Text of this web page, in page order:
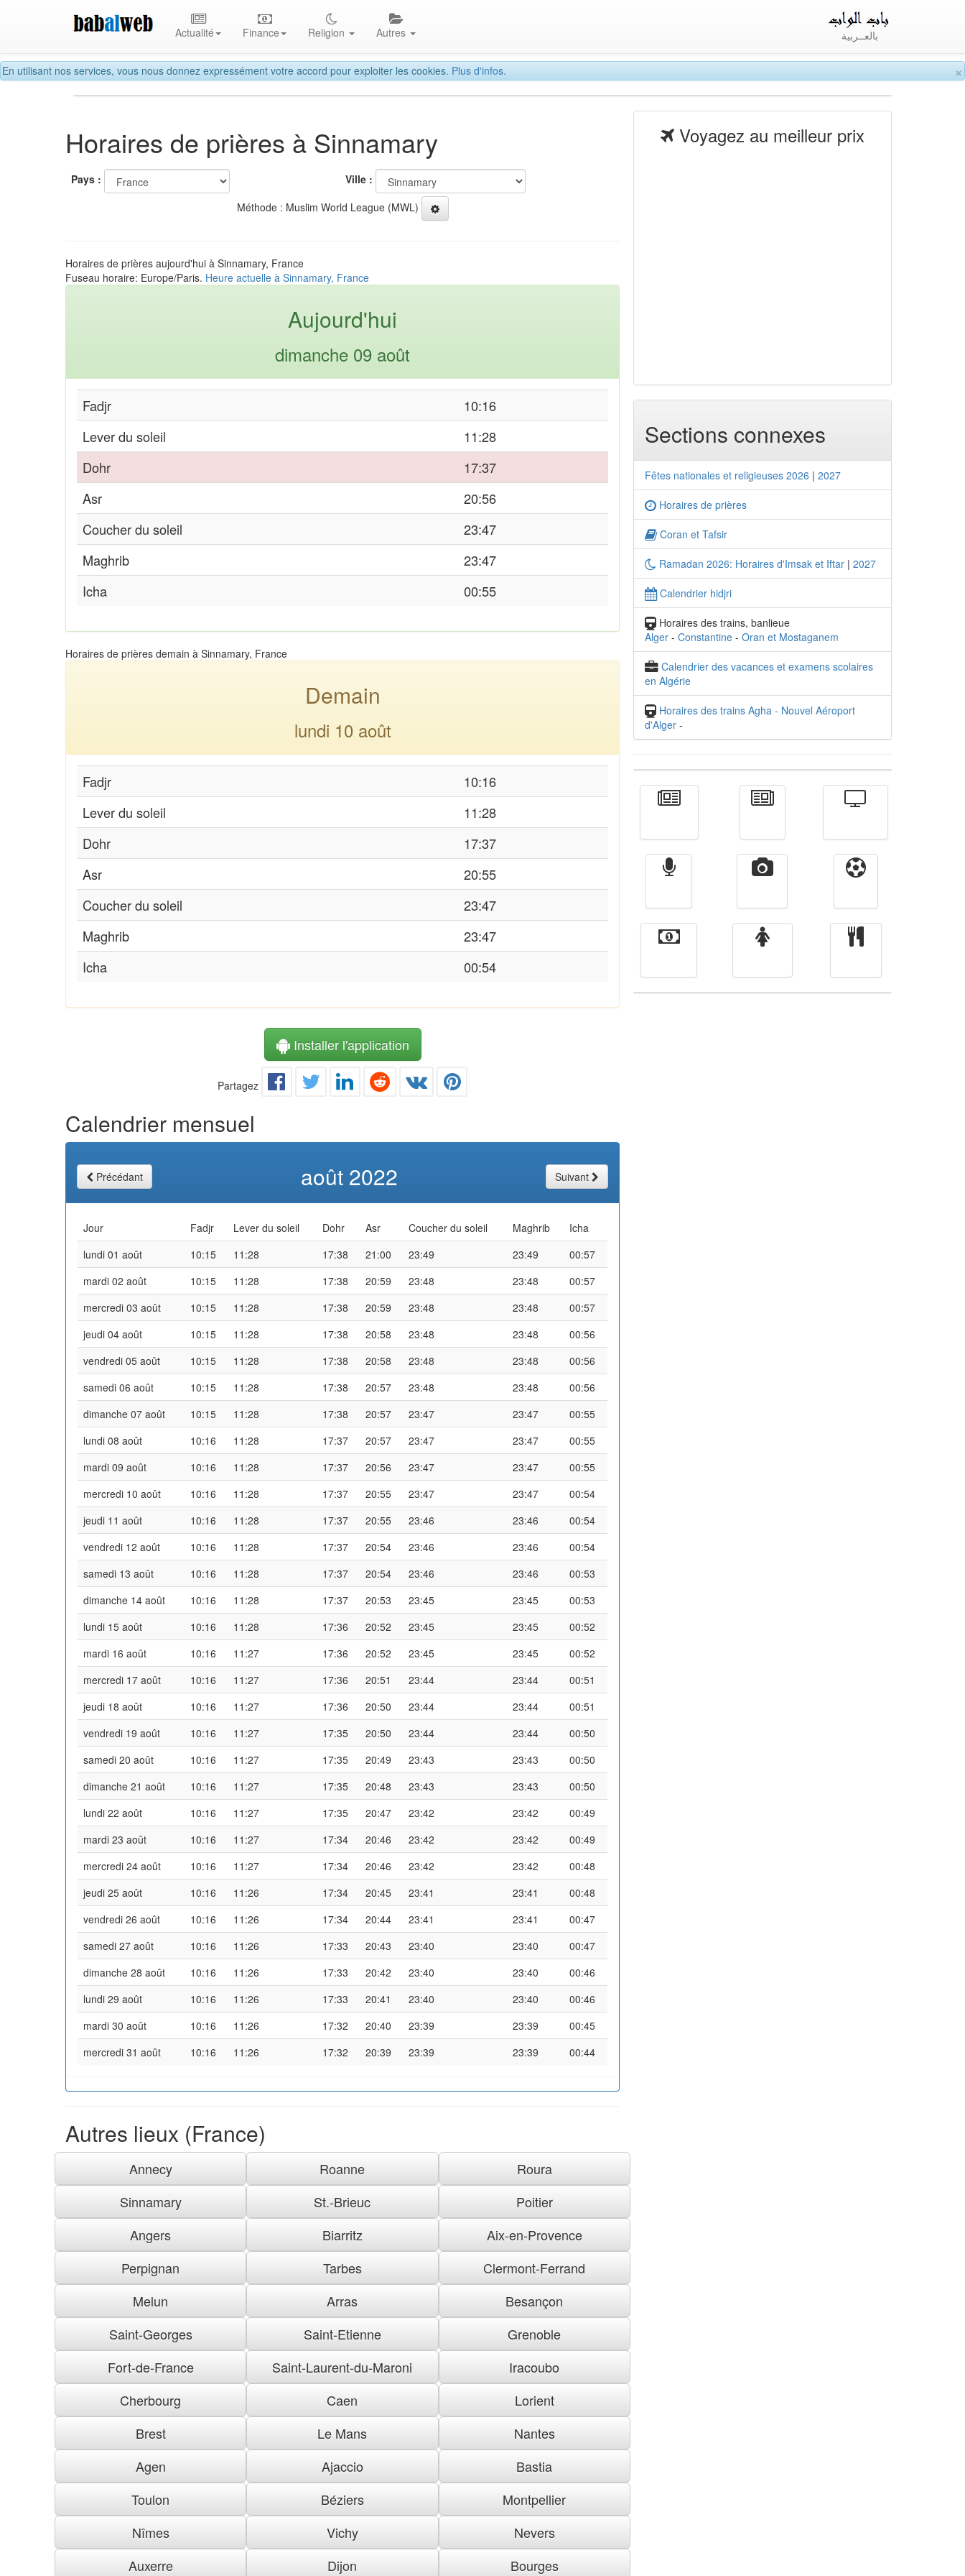
×
En utilisant nos services, vous nous donnez expressément votre accord pour exploiter les cookies. Plus d'infos.
Actualité Finance Religion Autres بالعــربية
Horaires de prières à Sinnamary
Pays :
Ville :
Méthode : Muslim World League (MWL)
Horaires de prières aujourd'hui à Sinnamary, France
Fuseau horaire: Europe/Paris. Heure actuelle à Sinnamary, France
Aujourd'hui
dimanche 09 août
Fadjr
10:16
Lever du soleil
11:28
Dohr
17:37
Asr
20:56
Coucher du soleil
23:47
Maghrib
23:47
Icha
00:55
Horaires de prières demain à Sinnamary, France
Demain
lundi 10 août
Fadjr
10:16
Lever du soleil
11:28
Dohr
17:37
Asr
20:55
Coucher du soleil
23:47
Maghrib
23:47
Icha
00:54
Installer l'application
Partagez
Calendrier mensuel
Précédant août 2022 Suivant
Jour Fadjr Lever du soleil Dohr Asr Coucher du soleil Maghrib
Icha
lundi 01 août
10:15 11:28 17:38 21:00 23:49 23:49
00:57
mardi 02 août
10:15 11:28 17:38 20:59 23:48 23:48
00:57
mercredi 03 août
10:15 11:28 17:38 20:59 23:48 23:48
00:57
jeudi 04 août
10:15 11:28 17:38 20:58 23:48 23:48
00:56
vendredi 05 août
10:15 11:28 17:38 20:58 23:48 23:48
00:56
samedi 06 août
10:15 11:28 17:38 20:57 23:48 23:48
00:56
dimanche 07 août
10:15 11:28 17:38 20:57 23:47 23:47
00:55
lundi 08 août
10:16 11:28 17:37 20:57 23:47 23:47
00:55
mardi 09 août
10:16 11:28 17:37 20:56 23:47 23:47
00:55
mercredi 10 août
10:16 11:28 17:37 20:55 23:47 23:47
00:54
jeudi 11 août
10:16 11:28 17:37 20:55 23:46 23:46
00:54
vendredi 12 août
10:16 11:28 17:37 20:54 23:46 23:46
00:54
samedi 13 août
10:16 11:28 17:37 20:54 23:46 23:46
00:53
dimanche 14 août
10:16 11:28 17:37 20:53 23:45 23:45
00:53
lundi 15 août
10:16 11:28 17:36 20:52 23:45 23:45
00:52
mardi 16 août
10:16 11:27 17:36 20:52 23:45 23:45
00:52
mercredi 17 août
10:16 11:27 17:36 20:51 23:44 23:44
00:51
jeudi 18 août
10:16 11:27 17:36 20:50 23:44 23:44
00:51
vendredi 19 août
10:16 11:27 17:35 20:50 23:44 23:44
00:50
samedi 20 août
10:16 11:27 17:35 20:49 23:43 23:43
00:50
dimanche 21 août
10:16 11:27 17:35 20:48 23:43 23:43
00:50
lundi 22 août
10:16 11:27 17:35 20:47 23:42 23:42
00:49
mardi 23 août
10:16 11:27 17:34 20:46 23:42 23:42
00:49
mercredi 24 août
10:16 11:27 17:34 20:46 23:42 23:42
00:48
jeudi 25 août
10:16 11:26 17:34 20:45 23:41 23:41
00:48
vendredi 26 août
10:16 11:26 17:34 20:44 23:41 23:41
00:47
samedi 27 août
10:16 11:26 17:33 20:43 23:40 23:40
00:47
dimanche 28 août
10:16 11:26 17:33 20:42 23:40 23:40
00:46
lundi 29 août
10:16 11:26 17:33 20:41 23:40 23:40
00:46
mardi 30 août
10:16 11:26 17:32 20:40 23:39 23:39
00:45
mercredi 31 août
10:16 11:26 17:32 20:39 23:39 23:39 00:44
Autres lieux (France)
Annecy Roanne
Roura
Sinnamary
St.-Brieuc
Poitier
Angers
Biarritz
Aix-en-Provence
Perpignan
Tarbes
Clermont-Ferrand
Melun
Arras
Besançon
Saint-Georges
Saint-Etienne
Grenoble
Fort-de-France
Saint-Laurent-du-Maroni
Iracoubo
Cherbourg
Caen
Lorient
Brest
Le Mans
Nantes
Agen
Ajaccio
Bastia
Toulon
Béziers
Montpellier
Nîmes
Vichy
Nevers
Auxerre
Dijon Bourges
Voyagez au meilleur prix
Sections connexes
Fêtes nationales et religieuses 2026 | 2027
Horaires de prières
Coran et Tafsir
Ramadan 2026: Horaires d'Imsak et Iftar | 2027
Calendrier hidjri
Horaires des trains, banlieue
Alger - Constantine - Oran et Mostaganem
Calendrier des vacances et examens scolaires
en Algérie
Horaires des trains Agha - Nouvel Aéroport
d'Alger -